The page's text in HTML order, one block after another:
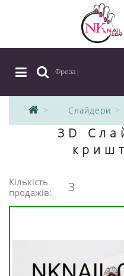
Фреза
Слайдери
3D
Кількість
продажів:
3